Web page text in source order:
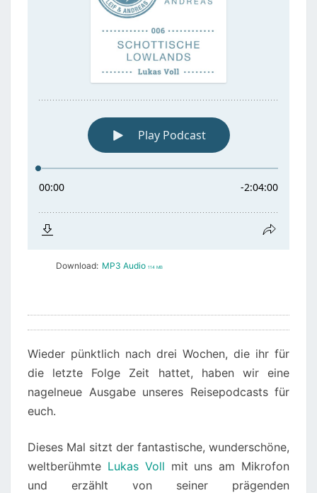
Download: MP3 Audio 114 MB
Wieder pünktlich nach drei Wochen, die ihr für
die letzte Folge Zeit hattet, haben wir eine
nagelneue Ausgabe unseres Reisepodcasts für
euch.
Dieses Mal sitzt der fantastische, wunderschöne,
weltberühmte Lukas Voll mit uns am Mikrofon
und erzählt von seiner prägenden